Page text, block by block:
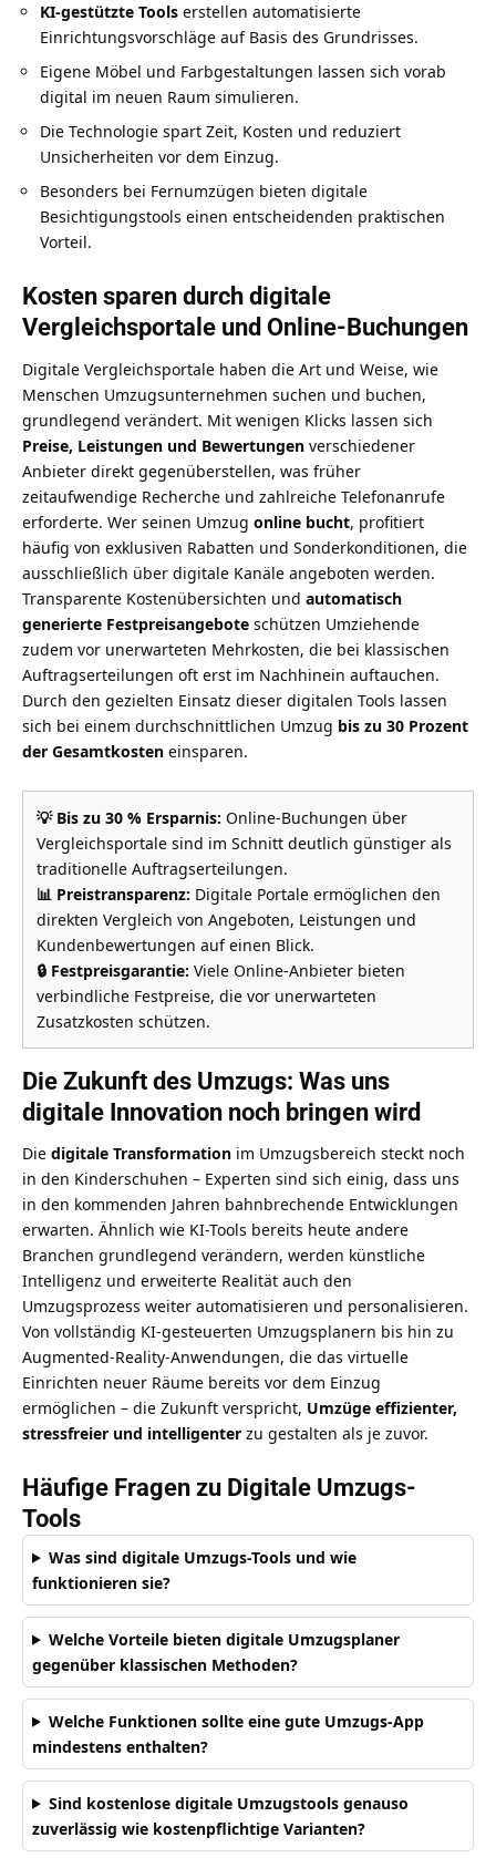
KI-gestützte Tools erstellen automatisierte
Einrichtungsvorschläge auf Basis des Grundrisses.
Eigene Möbel und Farbgestaltungen lassen sich vorab
digital im neuen Raum simulieren.
Die Technologie spart Zeit, Kosten und reduziert
Unsicherheiten vor dem Einzug.
Besonders bei Fernumzügen bieten digitale
Besichtigungstools einen entscheidenden praktischen
Vorteil.
Kosten sparen durch digitale
Vergleichsportale und Online-Buchungen
Digitale Vergleichsportale haben die Art und Weise, wie
Menschen Umzugsunternehmen suchen und buchen,
grundlegend verändert. Mit wenigen Klicks lassen sich
Preise, Leistungen und Bewertungen verschiedener
Anbieter direkt gegenüberstellen, was früher
zeitaufwendige Recherche und zahlreiche Telefonanrufe
erforderte. Wer seinen Umzug online bucht, profitiert
häufig von exklusiven Rabatten und Sonderkonditionen, die
ausschließlich über digitale Kanäle angeboten werden.
Transparente Kostenübersichten und automatisch
generierte Festpreisangebote schützen Umziehende
zudem vor unerwarteten Mehrkosten, die bei klassischen
Auftragserteilungen oft erst im Nachhinein auftauchen.
Durch den gezielten Einsatz dieser digitalen Tools lassen
sich bei einem durchschnittlichen Umzug bis zu 30 Prozent
der Gesamtkosten einsparen.
💡 Bis zu 30 % Ersparnis: Online-Buchungen über
Vergleichsportale sind im Schnitt deutlich günstiger als
traditionelle Auftragserteilungen.
📊 Preistransparenz: Digitale Portale ermöglichen den
direkten Vergleich von Angeboten, Leistungen und
Kundenbewertungen auf einen Blick.
🔒 Festpreisgarantie: Viele Online-Anbieter bieten
verbindliche Festpreise, die vor unerwarteten
Zusatzkosten schützen.
Die Zukunft des Umzugs: Was uns
digitale Innovation noch bringen wird
Die digitale Transformation im Umzugsbereich steckt noch
in den Kinderschuhen – Experten sind sich einig, dass uns
in den kommenden Jahren bahnbrechende Entwicklungen
erwarten. Ähnlich wie KI-Tools bereits heute andere
Branchen grundlegend verändern, werden künstliche
Intelligenz und erweiterte Realität auch den
Umzugsprozess weiter automatisieren und personalisieren.
Von vollständig KI-gesteuerten Umzugsplanern bis hin zu
Augmented-Reality-Anwendungen, die das virtuelle
Einrichten neuer Räume bereits vor dem Einzug
ermöglichen – die Zukunft verspricht, Umzüge effizienter,
stressfreier und intelligenter zu gestalten als je zuvor.
Häufige Fragen zu Digitale Umzugs-
Tools
Was sind digitale Umzugs-Tools und wie
funktionieren sie?
Welche Vorteile bieten digitale Umzugsplaner
gegenüber klassischen Methoden?
Welche Funktionen sollte eine gute Umzugs-App
mindestens enthalten?
Sind kostenlose digitale Umzugstools genauso
zuverlässig wie kostenpflichtige Varianten?